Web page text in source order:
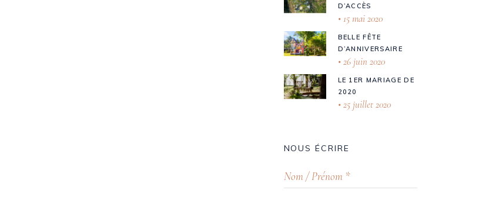
D’ACCÈS
15 mai 2020
BELLE FÊTE
D’ANNIVERSAIRE
26 juin 2020
LE 1ER MARIAGE DE
2020
25 juillet 2020
NOUS ÉCRIRE